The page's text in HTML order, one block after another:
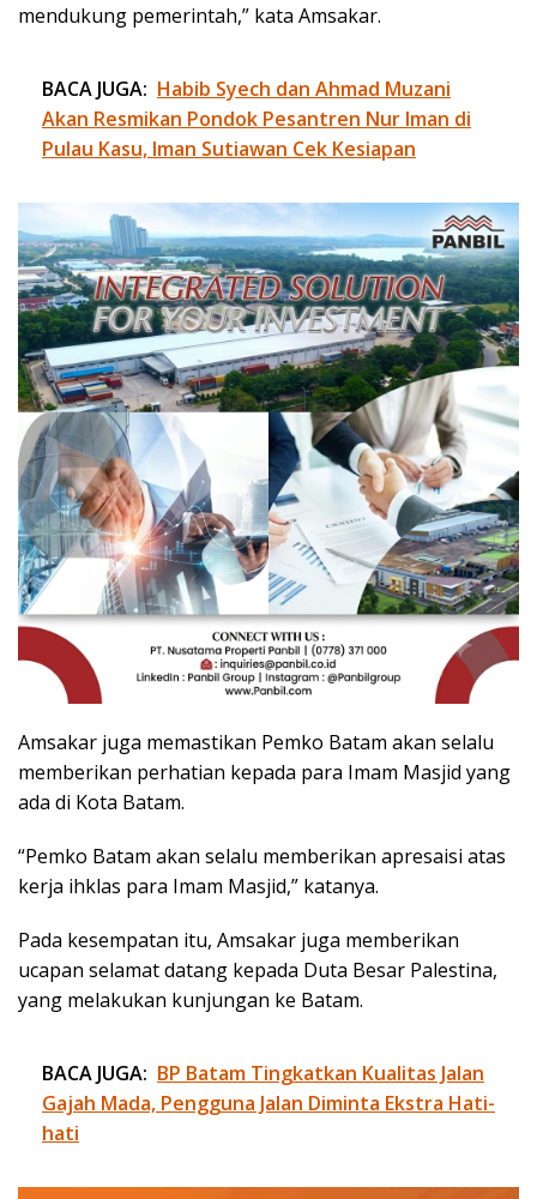
mendukung pemerintah,” kata Amsakar.
BACA JUGA: Habib Syech dan Ahmad Muzani
Akan Resmikan Pondok Pesantren Nur Iman di
Pulau Kasu, Iman Sutiawan Cek Kesiapan
Amsakar juga memastikan Pemko Batam akan selalu
memberikan perhatian kepada para Imam Masjid yang
ada di Kota Batam.
“Pemko Batam akan selalu memberikan apresaisi atas
kerja ihklas para Imam Masjid,” katanya.
Pada kesempatan itu, Amsakar juga memberikan
ucapan selamat datang kepada Duta Besar Palestina,
yang melakukan kunjungan ke Batam.
BACA JUGA: BP Batam Tingkatkan Kualitas Jalan
Gajah Mada, Pengguna Jalan Diminta Ekstra Hati-
hati